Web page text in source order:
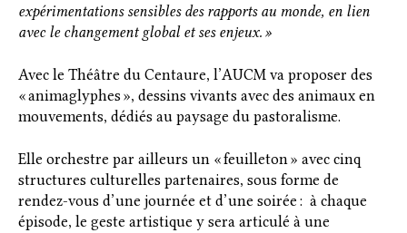
expérimentations sensibles des rapports au monde, en lien
avec le changement global et ses enjeux. »
Avec le Théâtre du Centaure, l’AUCM va proposer des
« animaglyphes », dessins vivants avec des animaux en
mouvements, dédiés au paysage du pastoralisme.
Elle orchestre par ailleurs un « feuilleton » avec cinq
structures culturelles partenaires, sous forme de
rendez-vous d’une journée et d’une soirée : à chaque
épisode, le geste artistique y sera articulé à une